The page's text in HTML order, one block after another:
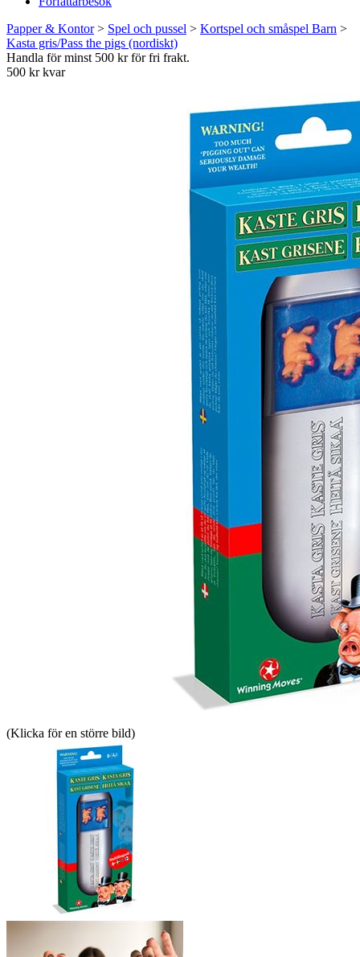
Papper & Kontor> Spel och pussel > Kortspel och småspel Barn >
Kasta gris/Pass the pigs (nordiskt)
Handla för minst 500 kr för fri frakt.
500 kr kvar
(Klicka för en större bild)